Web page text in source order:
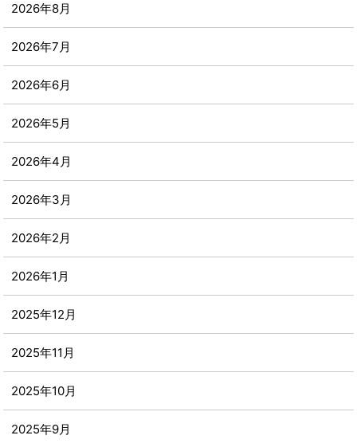
2026年8月
2026年7月
2026年6月
2026年5月
2026年4月
2026年3月
2026年2月
2026年1月
2025年12月
2025年11月
2025年10月
2025年9月